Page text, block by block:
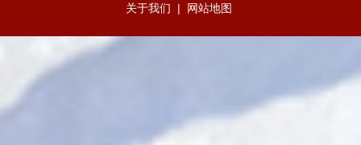
关于我们 | 网站地图